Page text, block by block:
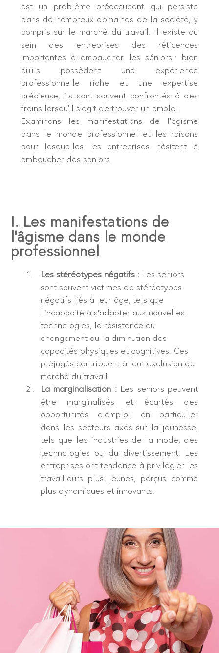
est un problème préoccupant qui persiste
dans de nombreux domaines de la société, y
compris sur le marché du travail. Il existe au
sein des entreprises des réticences
importantes à embaucher les séniors : bien
qu’ils possèdent une expérience
professionnelle riche et une expertise
précieuse, ils sont souvent confrontés à des
freins lorsqu’il s’agit de trouver un emploi.
Examinons les manifestations de l’âgisme
dans le monde professionnel et les raisons
pour lesquelles les entreprises hésitent à
embaucher des seniors.
I. Les manifestations de
l'âgisme dans le monde
professionnel
Les stéréotypes négatifs :Les seniors
sont souvent victimes de stéréotypes
négatifs liés à leur âge, tels que
l’incapacité à s’adapter aux nouvelles
technologies, la résistance au
changement ou la diminution des
capacités physiques et cognitives. Ces
préjugés contribuent à leur exclusion du
marché du travail.
La marginalisation :Les seniors peuvent
être marginalisés et écartés des
opportunités d’emploi, en particulier
dans les secteurs axés sur la jeunesse,
tels que les industries de la mode, des
technologies ou du divertissement. Les
entreprises ont tendance à privilégier les
travailleurs plus jeunes, perçus comme
plus dynamiques et innovants.